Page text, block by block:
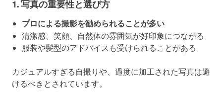
1. 写真の重要性と選び方
プロによる撮影を勧められることが多い
清潔感、笑顔、自然体の雰囲気が好印象につながる
服装や髪型のアドバイスも受けられることがある
カジュアルすぎる自撮りや、過度に加工された写真は避
けるべきとされています。